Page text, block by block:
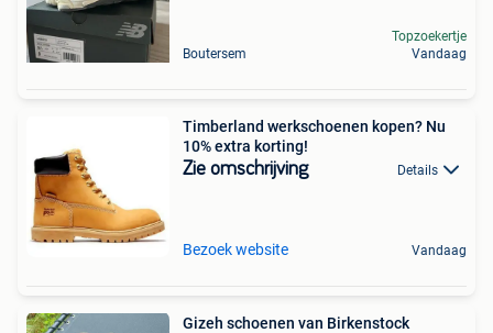
Boutersem
Topzoekertje
Vandaag
Timberland werkschoenen kopen? Nu
10% extra korting!
Zie omschrijving Details
Bezoek website Vandaag
Gizeh schoenen van Birkenstock